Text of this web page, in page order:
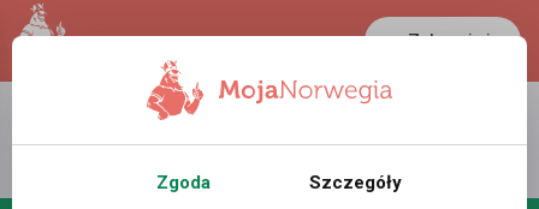
Zaloguj się
LANCASTER
36.5 °C 0.3898 PLN
Zgoda Szczegóły